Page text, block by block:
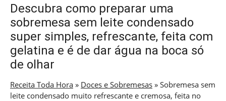
Descubra como preparar uma
sobremesa sem leite condensado
super simples, refrescante, feita com
gelatina e é de dar água na boca só
de olhar
Receita Toda Hora » Doces e Sobremesas » Sobremesa sem
leite condensado muito refrescante e cremosa, feita no